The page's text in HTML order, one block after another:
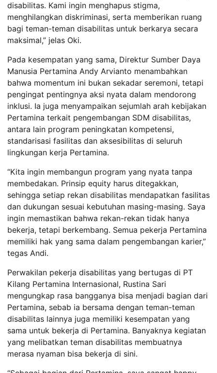
disabilitas. Kami ingin menghapus stigma,
menghilangkan diskriminasi, serta memberikan ruang
bagi teman-teman disabilitas untuk berkarya secara
maksimal,” jelas Oki.
Pada kesempatan yang sama, Direktur Sumber Daya
Manusia Pertamina Andy Arvianto menambahkan
bahwa momentum ini bukan sekadar seremoni, tetapi
pengingat pentingnya aksi nyata dalam mendorong
inklusi. Ia juga menyampaikan sejumlah arah kebijakan
Pertamina terkait pengembangan SDM disabilitas,
antara lain program peningkatan kompetensi,
standarisasi fasilitas dan aksesibilitas di seluruh
lingkungan kerja Pertamina.
“Kita ingin membangun program yang nyata tanpa
membedakan. Prinsip equity harus ditegakkan,
sehingga setiap rekan disabilitas mendapatkan fasilitas
dan dukungan sesuai kebutuhan masing-masing. Saya
ingin memastikan bahwa rekan-rekan tidak hanya
bekerja, tetapi berkembang. Semua pekerja Pertamina
memiliki hak yang sama dalam pengembangan karier,”
tegas Andi.
Perwakilan pekerja disabilitas yang bertugas di PT
Kilang Pertamina Internasional, Rustina Sari
mengungkap rasa bangganya bisa menjadi bagian dari
Pertamina, sebab ia bersama dengan teman-teman
disabilitas lainnya juga memiliki kesempatan yang
sama untuk bekerja di Pertamina. Banyaknya kegiatan
yang melibatkan teman disabilitas membuatnya
merasa nyaman bisa bekerja di sini.